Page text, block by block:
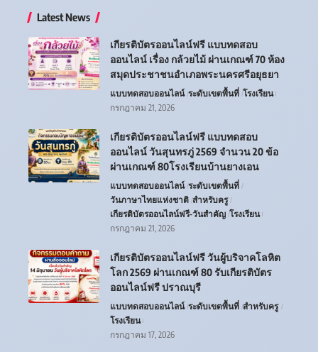
Latest News
เกียรติบัตรออนไลน์ฟรี แบบทดสอบ
ออนไลน์ เรื่อง กล้วยไม้ ผ่านเกณฑ์ 70 ห้อง
สมุดประชาชนอำเภอพระนครศรีอยุธยา
แบบทดสอบออนไลน์ ระดับเขตพื้นที่ โรงเรียน
กรกฎาคม 21, 2026
เกียรติบัตรออนไลน์ฟรี แบบทดสอบ
ออนไลน์ วันสุนทรภู่ 2569 จำนวน 20 ข้อ
ผ่านเกณฑ์ 80โรงเรียนบ้านยางเอน
แบบทดสอบออนไลน์ ระดับเขตพื้นที่
วันภาษาไทยแห่งชาติ สำหรับครู
เกียรติบัตรออนไลน์ฟรี-วันสำคัญ โรงเรียน
กรกฎาคม 21, 2026
เกียรติบัตรออนไลน์ฟรี วันผู้บริจาคโลหิต
โลก 2569 ผ่านเกณฑ์ 80 รับเกียรติบัตร
ออนไลน์ฟรี ปราณบุรี
แบบทดสอบออนไลน์ ระดับเขตพื้นที่ สำหรับครู
โรงเรียน
กรกฎาคม 17, 2026